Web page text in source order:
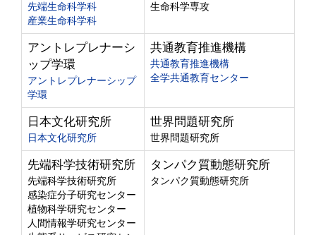
先端生命科学科
産業生命科学科
生命科学専攻
アントレプレナーシ
ップ学環
アントレプレナーシップ
学環
共通教育推進機構
共通教育推進機構
全学共通教育センター
日本文化研究所
日本文化研究所
世界問題研究所
世界問題研究所
先端科学技術研究所
先端科学技術研究所
感染症分子研究センター
植物科学研究センター
人間情報学研究センター
タンパク質動態研究所
タンパク質動態研究所